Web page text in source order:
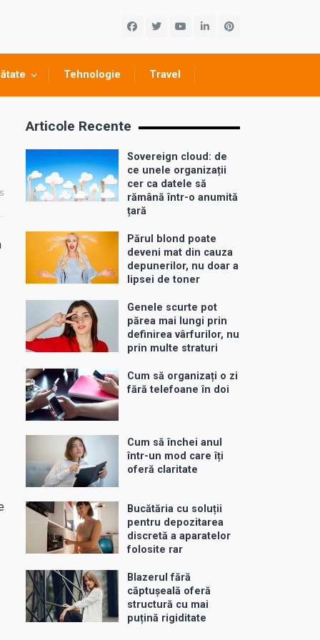
Tehnologie Travel
Articole Recente
Sovereign cloud: de
ce unele organizații
cer ca datele să
rămână într-o anumită
țară
Părul blond poate
deveni mat din cauza
depunerilor, nu doar a
lipsei de toner
Genele scurte pot
părea mai lungi prin
definirea vârfurilor, nu
prin multe straturi
Cum să organizați o zi
fără telefoane în doi
Cum să închei anul
într-un mod care îți
oferă claritate
Bucătăria cu soluții
pentru depozitarea
discretă a aparatelor
folosite rar
Blazerul fără
căptușeală oferă
structură cu mai
puțină rigiditate